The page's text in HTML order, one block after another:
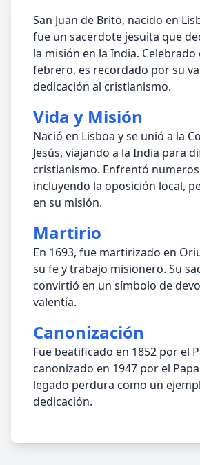
San Juan de Brito, nacido en
fue un sacerdote jesuita que
la misión en la India. Celebrado
febrero, es recordado por su
dedicación al cristianismo.
Vida y Misión
Nació en Lisboa y se unió a la
Jesús, viajando a la India para
cristianismo. Enfrentó
incluyendo la oposición local,
en su misión.
Martirio
En 1693, fue martirizado en
su fe y trabajo misionero. Su
convirtió en un símbolo de
valentía.
Canonización
Fue beatificado en 1852 por el
canonizado en 1947 por el Papa
legado perdura como un
dedicación.